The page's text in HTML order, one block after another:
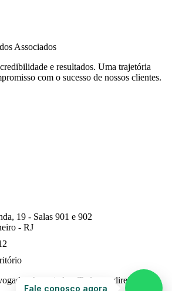
Associados
e resultados. Uma trajetória
com o sucesso de nossos clientes.
19 - Salas 901 e 902
- RJ
Associados. Todos os direitos
ajudá-lo, por favor, informe
com nossa equipe.
por:
Fale conosco agora